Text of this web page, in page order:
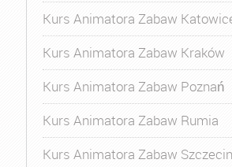
Kurs Animatora Zabaw
Kurs Animatora Zabaw Kraków
Kurs Animatora Zabaw Poznań
Kurs Animatora Zabaw Rumia
Kurs Animatora Zabaw Szczecin